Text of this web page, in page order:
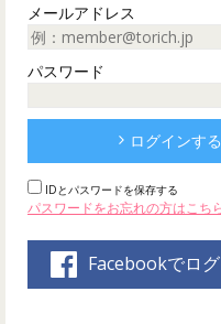
メールアドレス
パスワード
ログインする
IDとパスワードを保存する
パスワードをお忘れの方はこち
Facebookでロ